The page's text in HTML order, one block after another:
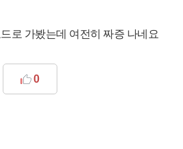
로 가봤는데 여전히 짜증 나네요
0